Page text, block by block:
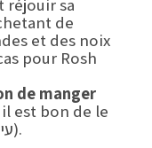
réjouir sa
de
et des noix
pour Rosh
de manger
il est bon de le
faire (עיין רש"י ע"ז ה:, מג"א סי' תקצז).